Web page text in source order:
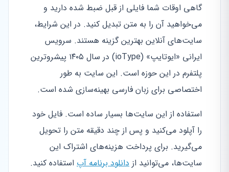
گاهی اوقات شما فایلی از قبل ضبط شده دارید و
می‌خواهید آن را به متن تبدیل کنید. در این شرایط،
سایت‌های آنلاین بهترین گزینه هستند. سرویس
ایرانی «ایوتایپ» (ioType) در سال ۱۴۰۵ پیشروترین
پلتفرم در این حوزه است. این سایت به طور
اختصاصی برای زبان فارسی بهینه‌سازی شده است.
استفاده از این سایت‌ها بسیار ساده است. فایل خود
را آپلود می‌کنید و پس از چند دقیقه متن را تحویل
می‌گیرید. برای پرداخت هزینه‌های اشتراک این
سایت‌ها، می‌توانید از دانلود برنامه آپ استفاده کنید.